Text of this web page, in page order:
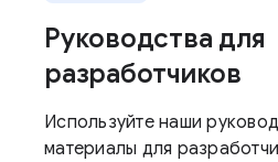
Руководства для
разработчиков
Используйте наши
материалы для